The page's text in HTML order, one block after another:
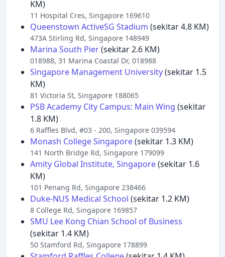
KM)
11 Hospital Cres, Singapore 169610
Queenstown ActiveSG Stadium (sekitar 4.8 KM)
473A Stirling Rd, Singapore 148949
Marina South Pier(sekitar 2.6 KM)
018988, 31 Marina Coastal Dr, 018988
Singapore Management University(sekitar 1.5
KM)
81 Victoria St, Singapore 188065
PSB Academy City Campus: Main Wing (sekitar
1.8 KM)
6 Raffles Blvd, #03 - 200, Singapore 039594
Monash College Singapore(sekitar 1.3 KM)
141 North Bridge Rd, Singapore 179099
Amity Global Institute, Singapore(sekitar 1.6
KM)
101 Penang Rd, Singapore 238466
Duke-NUS Medical School (sekitar 1.2 KM)
8 College Rd, Singapore 169857
SMU Lee Kong Chian School of Business
(sekitar 1.4 KM)
50 Stamford Rd, Singapore 178899